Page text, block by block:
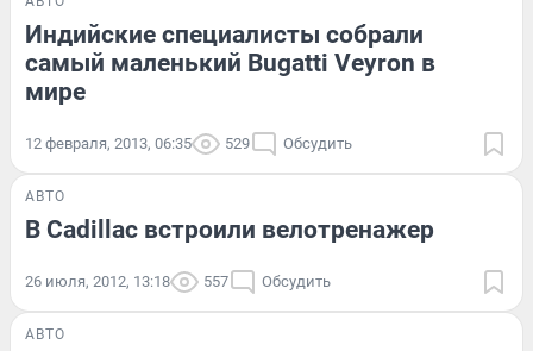
Индийские специалисты собрали
самый маленький Bugatti Veyron в
мире
12 февраля, 2013, 06:35 529 Обсудить
АВТО
В Cadillac встроили велотренажер
26 июля, 2012, 13:18 557 Обсудить
АВТО